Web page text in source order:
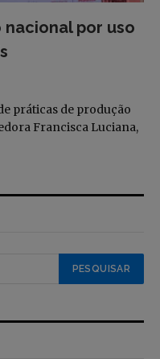
por uso
práticas de produção
Francisca Luciana,